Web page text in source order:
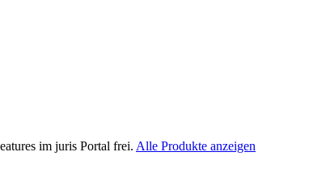
im juris Portal frei. Alle Produkte anzeigen